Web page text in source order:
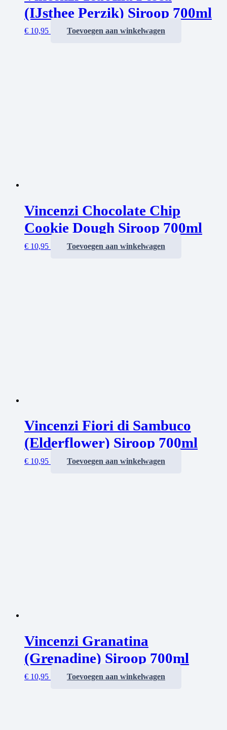
(IJsthee Perzik) Siroop 700ml
€ 10,95 Toevoegen aan winkelwagen
Vincenzi Chocolate Chip
Cookie Dough Siroop 700ml
€ 10,95 Toevoegen aan winkelwagen
Vincenzi Fiori di Sambuco
(Elderflower) Siroop 700ml
€ 10,95 Toevoegen aan winkelwagen
Vincenzi Granatina
(Grenadine) Siroop 700ml
€ 10,95 Toevoegen aan winkelwagen